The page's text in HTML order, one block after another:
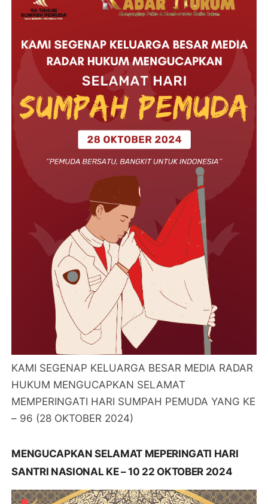
KAMI SEGENAP KELUARGA BESAR MEDIA RADAR
HUKUM MENGUCAPKAN SELAMAT
MEMPERINGATI HARI SUMPAH PEMUDA YANG KE
– 96 (28 OKTOBER 2024)
MENGUCAPKAN SELAMAT MEPERINGATI HARI
SANTRI NASIONAL KE – 10 22 OKTOBER 2024